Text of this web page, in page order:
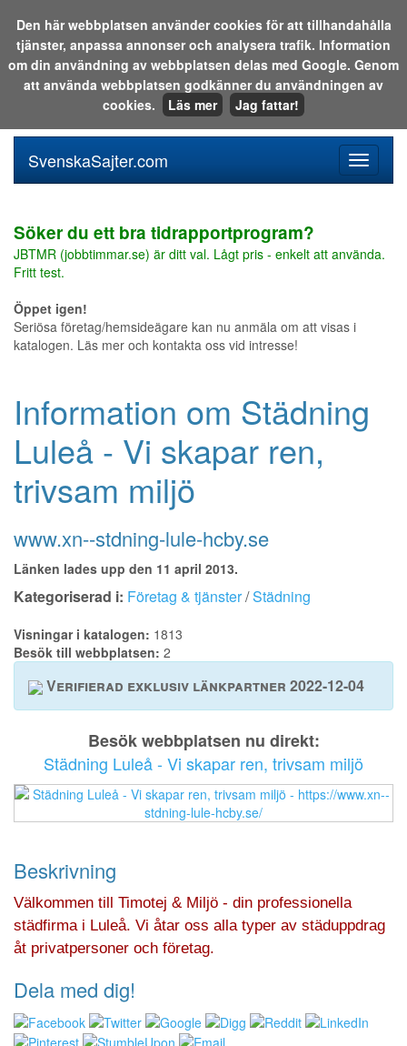
Sök i katalogen eller på webben:
meny
SvenskaSajter.com
Söker du ett bra tidrapportprogram?
JBTMR (jobbtimmar.se) är ditt val. Lågt pris - enkelt att använda.
Fritt test.
Öppet igen!
Seriösa företag/hemsideägare kan nu anmäla om att visas i
katalogen. Läs mer och kontakta oss vid intresse!
Information om Städning
Luleå - Vi skapar ren,
trivsam miljö
www.xn--stdning-lule-hcby.se
Länken lades upp den 11 april 2013.
Kategoriserad i: Företag & tjänster/Städning
Visningar i katalogen: 1813
Besök till webbplatsen: 2
Verifierad exklusiv länkpartner 2022-12-04
Besök webbplatsen nu direkt:
Städning Luleå - Vi skapar ren, trivsam miljö
Beskrivning
Välkommen till Timotej & Miljö - din professionella
städfirma i Luleå. Vi åtar oss alla typer av städuppdrag
åt privatpersoner och företag.
Dela med dig!
Den här webbplatsen använder cookies för att tillhandahålla
tjänster, anpassa annonser och analysera trafik. Information
om din användning av webbplatsen delas med Google. Genom
att använda webbplatsen godkänner du användningen av
cookies.
Läs mer Jag fattar!